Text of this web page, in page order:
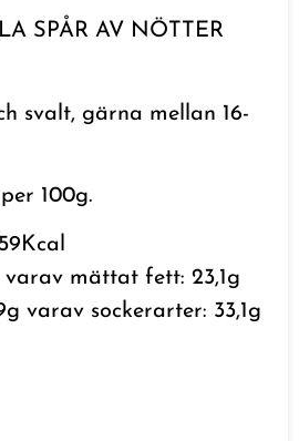
SPÅR AV NÖTTER
svalt, gärna mellan 16-
100g.
varav mättat fett: 23,1g
varav sockerarter: 33,1g